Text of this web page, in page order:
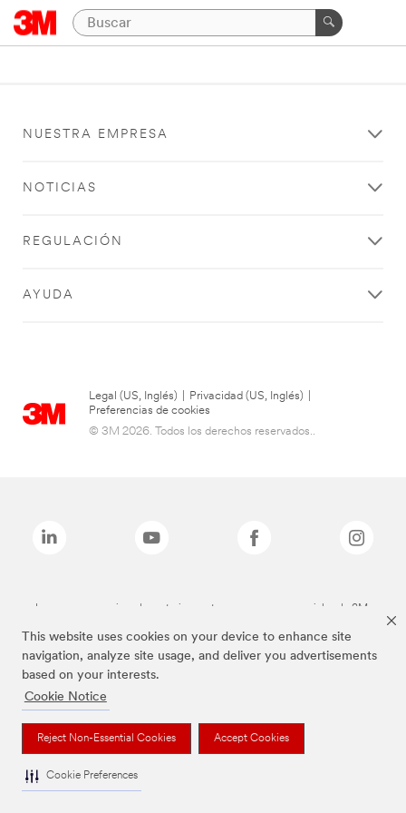
This website uses cookies on your device to enhance site
navigation, analyze site usage, and deliver you advertisements
based on your interests.
Cookie Notice
Reject Non-Essential Cookies Accept Cookies
Cookie Preferences
NUESTRA EMPRESA
NOTICIAS
REGULACIÓN
AYUDA
Legal (US, Inglés) Privacidad (US, Inglés)
Preferencias de cookies
© 3M 2026. Todos los derechos reservados..
Las marcas mencionadas anteriormente son marcas comerciales de 3M.